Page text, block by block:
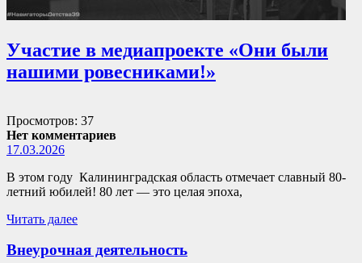
Участие в медиапроекте «Они были
нашими ровесниками!»
Просмотров: 37
Нет комментариев
17.03.2026
В этом году Калининградская область отмечает славный 80-
летний юбилей! 80 лет — это целая эпоха,
Читать далее
Внеурочная деятельность